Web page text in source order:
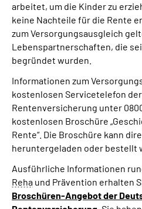
Leichte Sprache
arbeitet, um die Kinder zu
keine Nachteile für die Rente
zum Versorgungsausgleich
Lebenspartnerschaften, die
begründet wurden.
Informationen zum
kostenlosen Servicetelefon
Rentenversicherung unter
kostenlosen Broschüre
Rente“. Die Broschüre kann
heruntergeladen oder bestellt
Ausführliche Informationen
Reha und Prävention erhalten
Broschüren-Angebot der